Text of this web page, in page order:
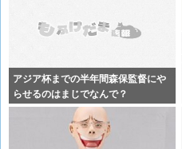
アジア杯までの半年間森保監督にや
らせるのはまじでなんで？